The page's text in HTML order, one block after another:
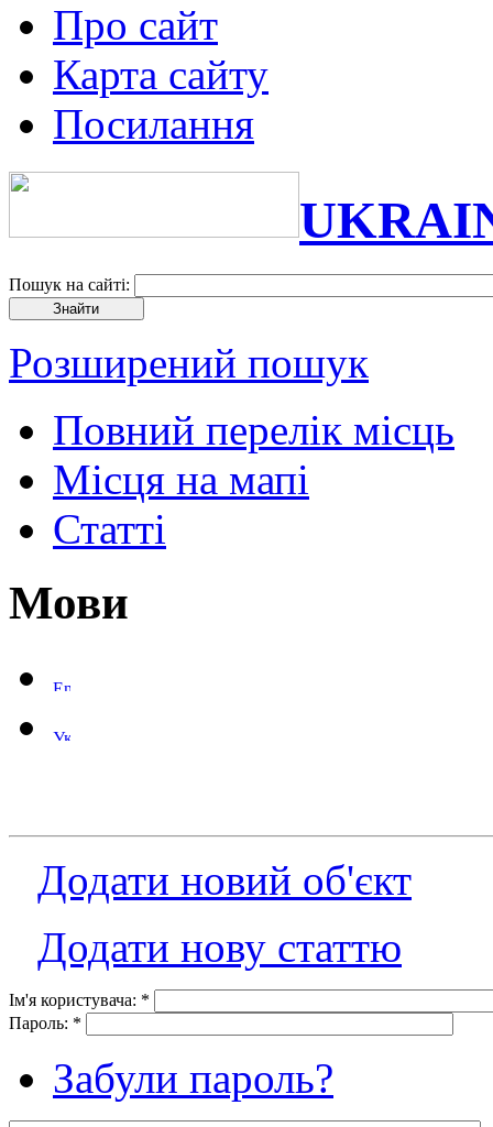
Про сайт
Карта сайту
Посилання
Пошук на сайті:
Розширений пошук
Повний перелік місць
Місця на мапі
Статті
Мови
Додати новий об'єкт
Додати нову статтю
Ім'я користувача: *
Пароль: *
Забули пароль?